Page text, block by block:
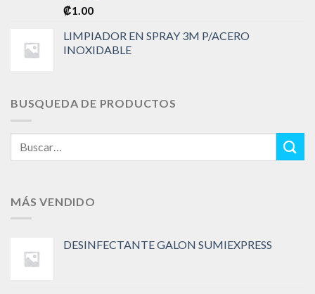
₡1.00
LIMPIADOR EN SPRAY 3M P/ACERO
INOXIDABLE
BUSQUEDA DE PRODUCTOS
MÁS VENDIDO
DESINFECTANTE GALON SUMIEXPRESS